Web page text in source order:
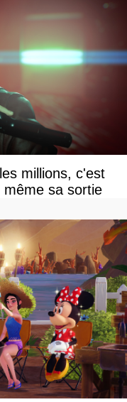
millions, c'est
sa sortie